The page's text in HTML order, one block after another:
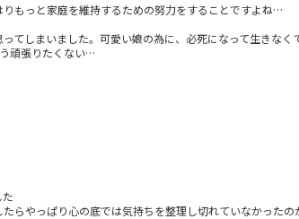
もっと家庭を維持するための努力をすることですよね…
てしまいました。可愛い娘の為に、必死になって生きなく
頑張りたくない…
らやっぱり心の底では気持ちを整理し切れていなかったの